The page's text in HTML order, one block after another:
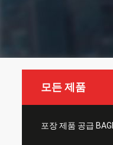
모든 제품
포장 제품 공급